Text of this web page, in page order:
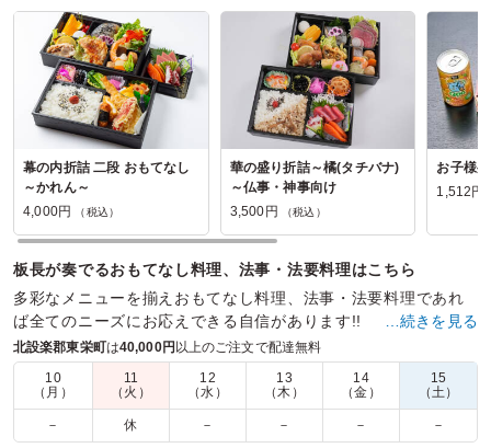
幕の内折詰 二段 おもてなし
～かれん～
4,000円
（税込）
華の盛り折詰～橘(タチバナ)
～仏事・神事向け
3,500円
（税込）
お子様
1,512円
板長が奏でるおもてなし料理、法事・法要料理はこちら
多彩なメニューを揃えおもてなし料理、法事・法要料理であれ
ば全てのニーズにお応えできる自信があります!!
商品数： 54 締切日時： 1日前13:00 価格帯： 900円～5,600円
配達時間：
9:30～18:00
女性の方が多かったので量を心配していたが、いい具合で
…続きを見る
北設楽郡東栄町は40,000円以上のご注文で配達無料
10
（月）
11
（火）
12
（水）
13
（木）
14
（金）
15
（土）
－ 休 － － － －